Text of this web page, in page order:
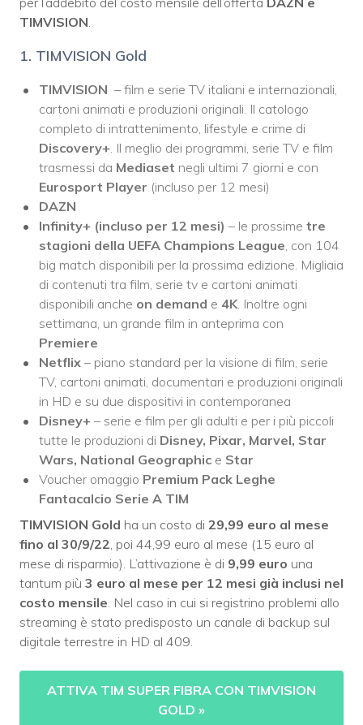
TIMVISION.
1. TIMVISION Gold
TIMVISION – film e serie TV italiani e internazionali,
cartoni animati e produzioni originali. Il catologo
completo di intrattenimento, lifestyle e crime di
Discovery+. Il meglio dei programmi, serie TV e film
trasmessi da Mediaset negli ultimi 7 giorni e con
Eurosport Player (incluso per 12 mesi)
DAZN
Infinity+ (incluso per 12 mesi) – le prossime tre
stagioni della UEFA Champions League, con 104
big match disponibili per la prossima edizione. Migliaia
di contenuti tra film, serie tv e cartoni animati
disponibili anche on demand e 4K. Inoltre ogni
settimana, un grande film in anteprima con
Premiere
Netflix – piano standard per la visione di film, serie
TV, cartoni animati, documentari e produzioni originali
in HD e su due dispositivi in contemporanea
Disney+ – serie e film per gli adulti e per i più piccoli
tutte le produzioni di Disney, Pixar, Marvel, Star
Wars, National Geographic e Star
Voucher omaggio Premium Pack Leghe
Fantacalcio Serie A TIM
TIMVISION Gold ha un costo di 29,99 euro al mese
fino al 30/9/22, poi 44,99 euro al mese (15 euro al
mese di risparmio). L’attivazione è di 9,99 euro una
tantum più 3 euro al mese per 12 mesi già inclusi nel
costo mensile. Nel caso in cui si registrino problemi allo
streaming è stato predisposto un canale di backup sul
digitale terrestre in HD al 409.
ATTIVA TIM SUPER FIBRA CON TIMVISION
GOLD »